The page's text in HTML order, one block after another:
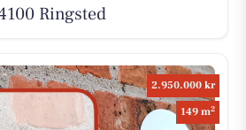
Ringsted
2.950.000 kr
149 m2